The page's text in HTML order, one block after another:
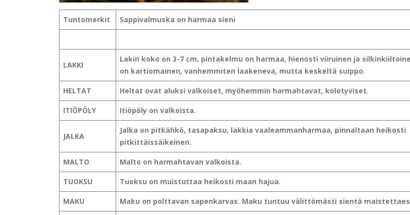
Tuntomerkit Sappivalmuska on harmaa sieni
LAKKI
Lakin koko on 3-7 cm, pintakelmu on harmaa, hienosti viiruinen ja
on kartiomainen, vanhemmiten laakeneva, mutta keskeltä suippo.
HELTAT Heltat ovat aluksi valkoiset, myöhemmin harmahtavat, kolotyviset.
ITIÖPÖLY Itiöpöly on valkoista.
JALKA
Jalka on pitkähkö, tasapaksu, lakkia vaaleammanharmaa, pinnaltaan heikosti
pitkittäissäikeinen.
MALTO Malto on harmahtavan valkoista.
TUOKSU Tuoksu on muistuttaa heikosti maan hajua.
MAKU Maku on polttavan sapenkarvas. Maku tuntuu välittömästi sientä